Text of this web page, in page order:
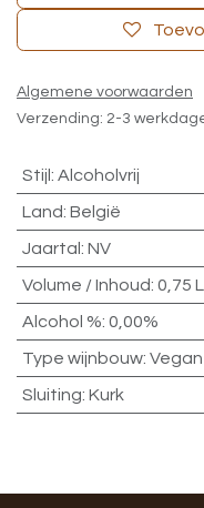
Algemene voorwaarden
Verzending: 2-3
Stijl : Alcoholvrij
Land: België
Jaartal : NV
Volume / Inhoud: 0,75 L
Alcohol %: 0,00%
Type wijnbouw: Vegan
Sluiting: Kurk